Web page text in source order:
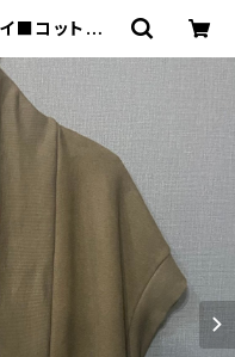
コットンフ
6009■ |